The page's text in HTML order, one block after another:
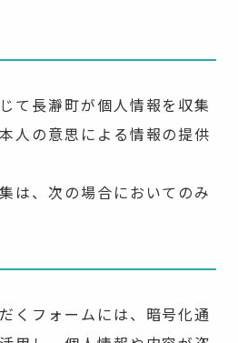
て長瀞町が個人情報を収集
人の意思による情報の提供
は、次の場合においてのみ
くフォームには、暗号化通